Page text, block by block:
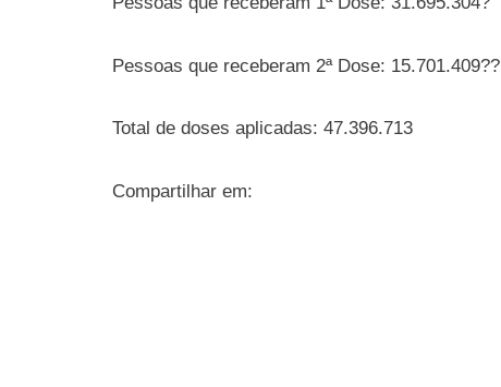
Pessoas que receberam 2ª Dose: 15.701.409??
Total de doses aplicadas: 47.396.713
Compartilhar em: